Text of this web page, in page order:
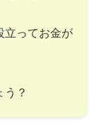
立ってお金が
う？